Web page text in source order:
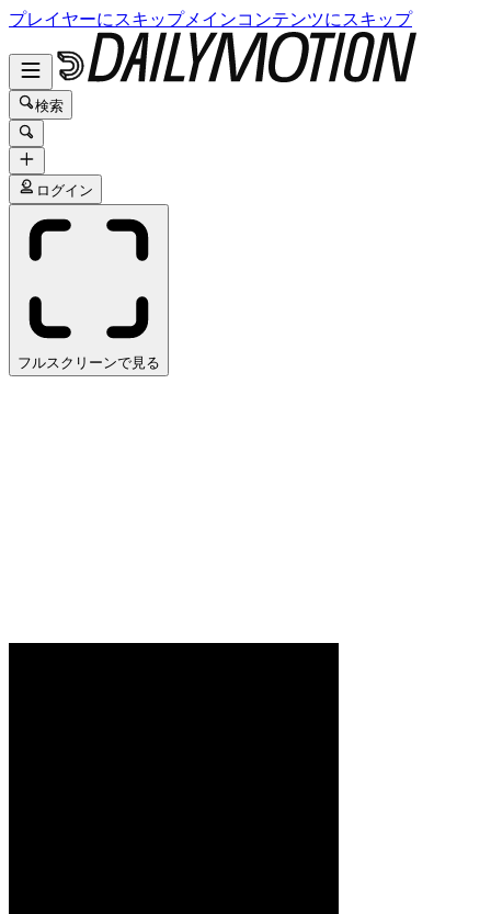
プレイヤーにスキップメインコンテンツにスキップ
検索
ログイン
フルスクリーンで見る